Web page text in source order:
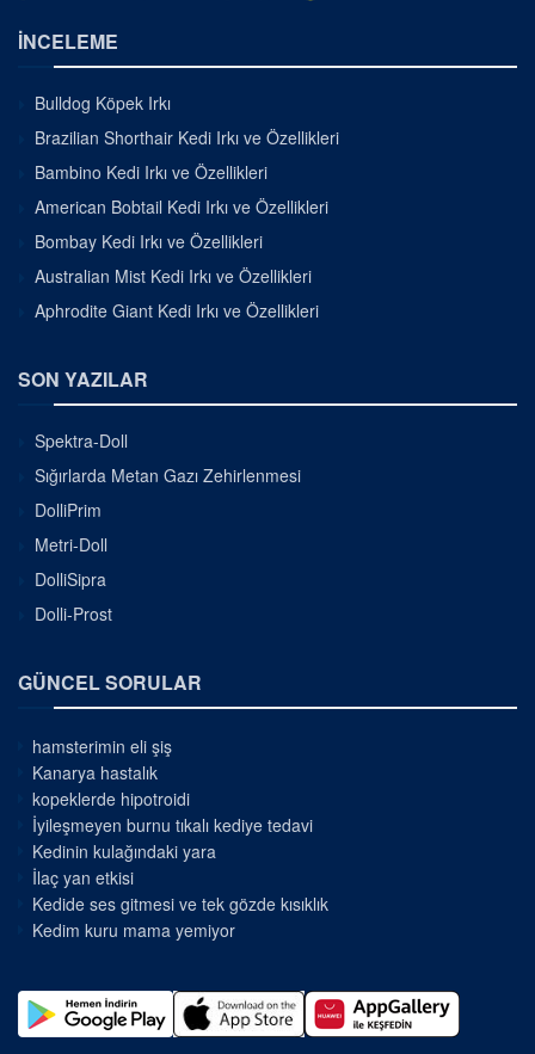
İNCELEME
Bulldog Köpek Irkı
Brazilian Shorthair Kedi Irkı ve Özellikleri
Bambino Kedi Irkı ve Özellikleri
American Bobtail Kedi Irkı ve Özellikleri
Bombay Kedi Irkı ve Özellikleri
Australian Mist Kedi Irkı ve Özellikleri
Aphrodite Giant Kedi Irkı ve Özellikleri
SON YAZILAR
Spektra-Doll
Sığırlarda Metan Gazı Zehirlenmesi
DolliPrim
Metri-Doll
DolliSipra
Dolli-Prost
GÜNCEL SORULAR
hamsterimin eli şiş
Kanarya hastalık
kopeklerde hipotroidi
İyileşmeyen burnu tıkalı kediye tedavi
Kedinin kulağındaki yara
İlaç yan etkisi
Kedide ses gitmesi ve tek gözde kısıklık
Kedim kuru mama yemiyor